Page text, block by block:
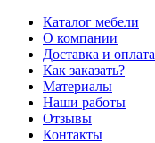
Каталог мебели
О компании
Доставка и оплата
Как заказать?
Материалы
Наши работы
Отзывы
Контакты